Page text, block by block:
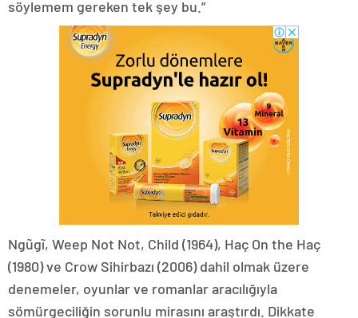
söylemem gereken tek şey bu.”
Ngũgĩ, Weep Not Not, Child (1964), Haç On the Haç
(1980) ve Crow Sihirbazı (2006) dahil olmak üzere
denemeler, oyunlar ve romanlar aracılığıyla
sömürgeciliğin sorunlu mirasını araştırdı. Dikkate